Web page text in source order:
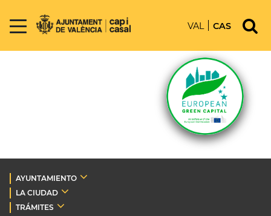
VAL CAS
AYUNTAMIENTO
LA CIUDAD
TRÁMITES